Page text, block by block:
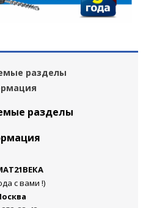
разделы
разделы
с вами !)